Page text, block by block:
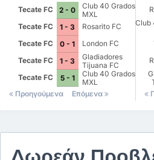
Tecate FC 2 - 0
Club 40 Grados
MXL
Tecate FC
1 - 3
Rosarito FC
Tecate FC
0 - 1
London FC
Tecate FC
1 - 3
Gladiadores
Tijuana FC
Tecate FC
5 - 1
Club 40 Grados
MXL
Προηγούμενα
Επόμενα
Club